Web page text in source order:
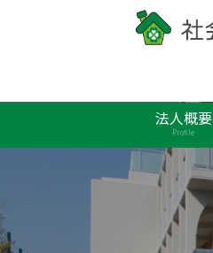
法人概要
Profile